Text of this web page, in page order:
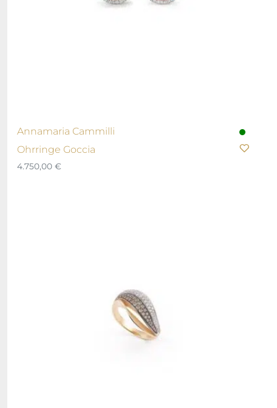
Annamaria Cammilli
Ohrringe Goccia
4.750,00 €